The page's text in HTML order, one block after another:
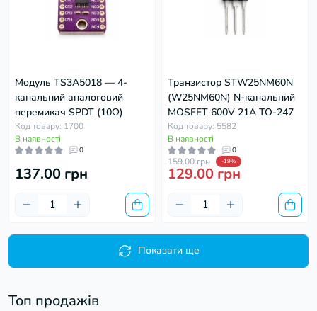
Модуль TS3A5018 — 4-
канальний аналоговий
перемикач SPDT (10Ω)
Код товару: 1700
В наявності
0
137.00 грн
Транзистор STW25NM60N
(W25NM60N) N-канальний
MOSFET 600V 21A TO-247
Код товару: 5582
В наявності
0
159.00 грн -19%
129.00 грн
Показати ще
Топ продажів